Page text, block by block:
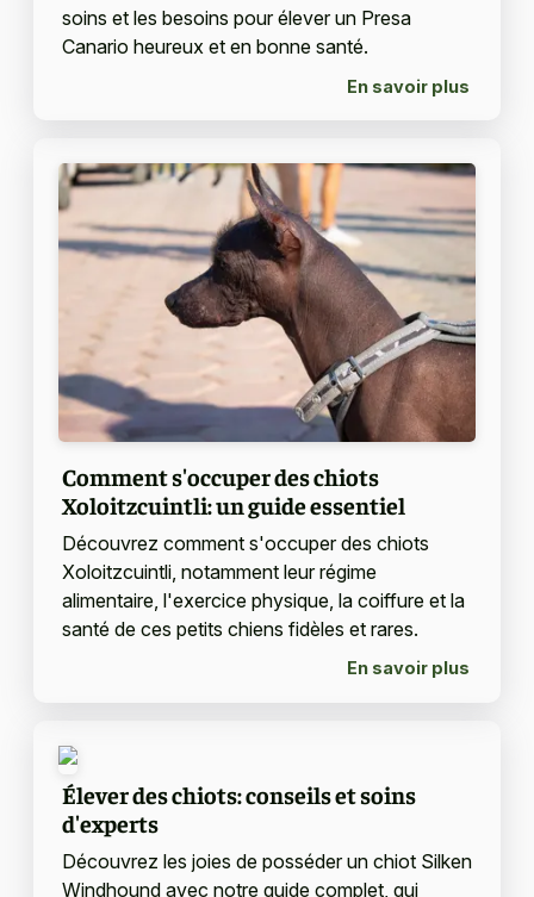
soins et les besoins pour élever un Presa
Canario heureux et en bonne santé.
En savoir plus
Comment s'occuper des chiots
Xoloitzcuintli: un guide essentiel
Découvrez comment s'occuper des chiots
Xoloitzcuintli, notamment leur régime
alimentaire, l'exercice physique, la coiffure et la
santé de ces petits chiens fidèles et rares.
En savoir plus
Élever des chiots: conseils et soins
d'experts
Découvrez les joies de posséder un chiot Silken
Windhound avec notre guide complet, qui